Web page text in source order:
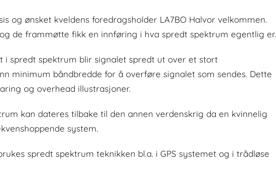
og ønsket kveldens foredragsholder LA7BO Halvor velkommen.
de frammøtte fikk en innføring i hva spredt spektrum egentlig er.
i spredt spektrum blir signalet spredt ut over et stort
minimum båndbredde for å overføre signalet som sendes. Dette
og overhead illustrasjoner.
kan dateres tilbake til den annen verdenskrig da en kvinnelig
system.
spredt spektrum teknikken bl.a. i GPS systemet og i trådløse